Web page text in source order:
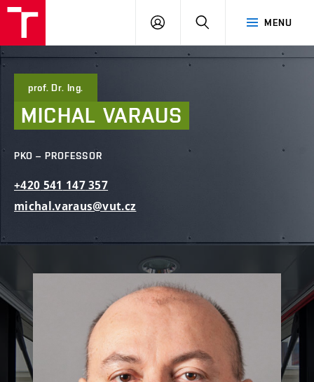
MENU
LOG
prof. Dr. Ing.
MICHAL VARAUS
PKO – PROFESSOR
+420 541 147357
michal.varaus@vut.cz